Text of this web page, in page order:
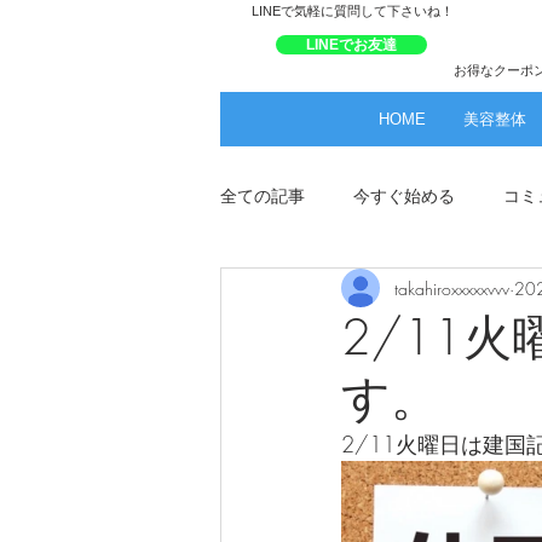
​LINEで気軽に質問して下さいね！
LINEでお友達
お得なクーポ
HOME 美容整体
全ての記事 今すぐ始める コ
2/11火
す。
takahiroxxxxxvvv
2/11火曜日は建国